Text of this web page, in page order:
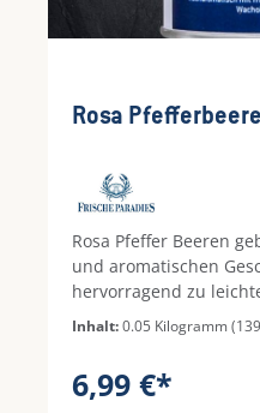
Rosa
Rosa Pfeffer Beeren
und aromatischen
hervorragend zu
Hühnchen oder Fisch.
Inhalt:0.05 Kilogramm
6,99 €*